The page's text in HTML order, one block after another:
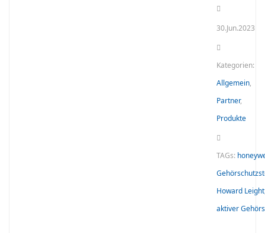
30.Jun.2023
Kategorien:
Allgemein,
Partner,
Produkte
TAGs:
Howard Leight
aktiver